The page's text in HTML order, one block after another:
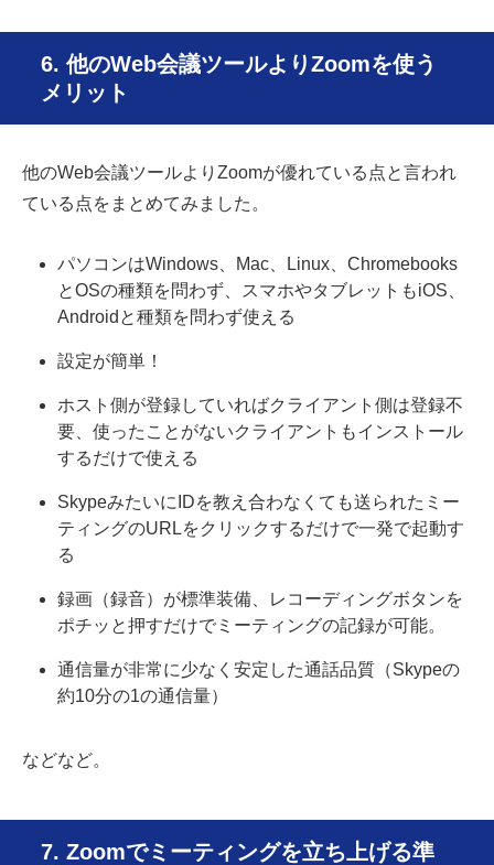
6. 他のWeb会議ツールよりZoomを使う
メリット
他のWeb会議ツールよりZoomが優れている点と言われ
ている点をまとめてみました。
パソコンはWindows、Mac、Linux、Chromebooks
とOSの種類を問わず、スマホやタブレットもiOS、
Androidと種類を問わず使える
設定が簡単！
ホスト側が登録していればクライアント側は登録不
要、使ったことがないクライアントもインストール
するだけで使える
SkypeみたいにIDを教え合わなくても送られたミー
ティングのURLをクリックするだけで一発で起動す
る
録画（録音）が標準装備、レコーディングボタンを
ポチッと押すだけでミーティングの記録が可能。
通信量が非常に少なく安定した通話品質（Skypeの
約10分の1の通信量）
などなど。
7. Zoomでミーティングを立ち上げる準